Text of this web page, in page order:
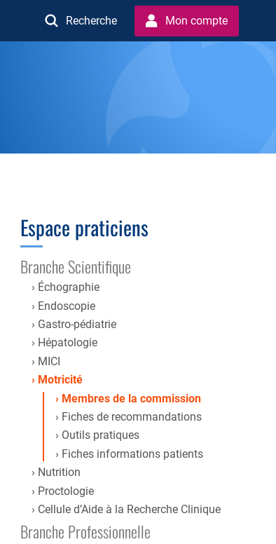
Recherche Mon compte
Espace praticiens
Branche Scientifique
Échographie
Endoscopie
Gastro-pédiatrie
Hépatologie
MICI
Motricité
Membres de la commission
Fiches de recommandations
Outils pratiques
Fiches informations patients
Nutrition
Proctologie
Cellule d’Aide à la Recherche Clinique
Branche Professionnelle